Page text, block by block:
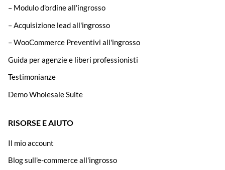
– Modulo d'ordine all'ingrosso
– Acquisizione lead all'ingrosso
– WooCommerce Preventivi all'ingrosso
Guida per agenzie e liberi professionisti
Testimonianze
Demo Wholesale Suite
RISORSE E AIUTO
Il mio account
Blog sull'e-commerce all'ingrosso